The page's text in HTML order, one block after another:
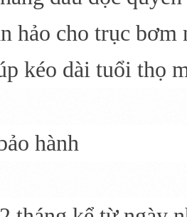
hảo cho trục bơm
kéo dài tuổi thọ
hành